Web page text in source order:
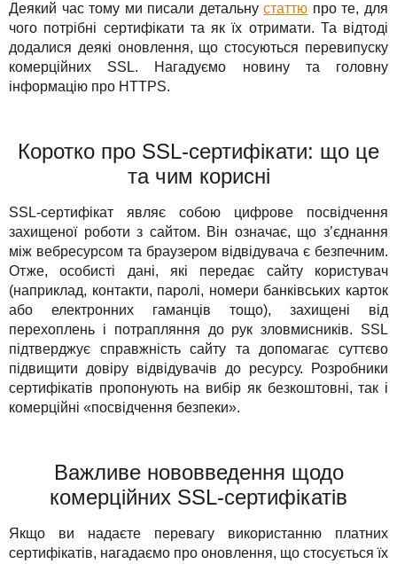
TuchaHosting
TuchaSync
Реселінг хостингу
Контакти
Рішення
Для бізнесу
Техпідтримка
Інтерв'ю
Авторська колонка
Події
Акції
Деякий час тому ми писали детальнустаттю про те, для
чого потрібні сертифікати та як їх отримати. Та відтоді
додалися деякі оновлення, що стосуються перевипуску
комерційних SSL. Нагадуємо новину та головну
інформацію про HTTPS.
Коротко про SSL-сертифікати: що це
та чим корисні
SSL-сертифікат являє собою цифрове посвідчення
захищеної роботи з сайтом. Він означає, що з’єднання
між вебресурсом та браузером відвідувача є безпечним.
Отже, особисті дані, які передає сайту користувач
(наприклад, контакти, паролі, номери банківських карток
або електронних гаманців тощо), захищені від
перехоплень і потрапляння до рук зловмисників. SSL
підтверджує справжність сайту та допомагає суттєво
підвищити довіру відвідувачів до ресурсу. Розробники
сертифікатів пропонують на вибір як безкоштовні, так і
комерційні «посвідчення безпеки».
Важливе нововведення щодо
комерційних SSL-сертифікатів
Якщо ви надаєте перевагу використанню платних
сертифікатів, нагадаємо про оновлення, що стосується їх